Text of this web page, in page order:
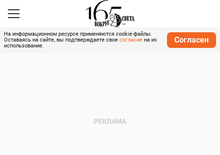
На информационном ресурсе применяются cookie-файлы.
Оставаясь на сайте, вы подтверждаете свое согласие на их
использование.
Согласен